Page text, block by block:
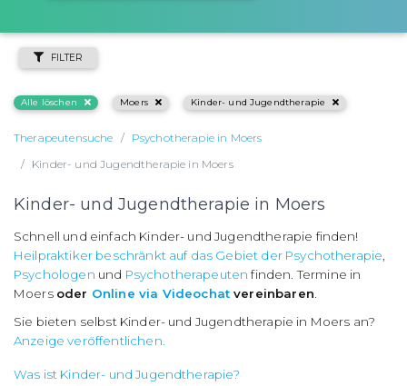
FILTER
Alle löschen Moers Kinder- und Jugendtherapie
Therapeutensuche
Psychotherapie in Moers
Kinder- und Jugendtherapie in Moers
Kinder- und Jugendtherapie in Moers
Schnell und einfach Kinder- und Jugendtherapie finden!
Heilpraktiker beschränkt auf das Gebiet der Psychotherapie
Psychologen und Psychotherapeuten finden. Termine in
Moers oder Online via Videochatvereinbaren
Sie bieten selbst Kinder- und Jugendtherapie in Moers an?
Anzeige veröffentlichen.
Was ist Kinder- und Jugendtherapie?